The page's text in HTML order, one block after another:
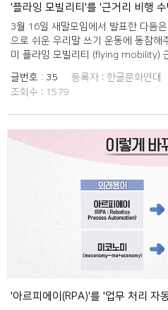
'플라잉 모빌리티'를 '근거리 비행
3월 16일 새말모임에서 발표한 다듬
으로 쉬운 우리말 쓰기 운동에 동참해
미 플라잉 모빌리티 (flying mobility)
행체 등이 있다.
글번호 : 35 등록자 : 한글문화연대
조회수 : 1579
'아르피에이(RPA)'를 '업무 처리 자